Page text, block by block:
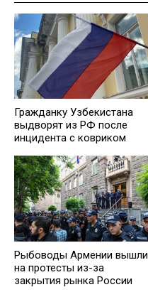
Гражданку Узбекистана
выдворят из РФ после
инцидента с ковриком
Рыбоводы Армении вышли
на протесты из-за
закрытия рынка России